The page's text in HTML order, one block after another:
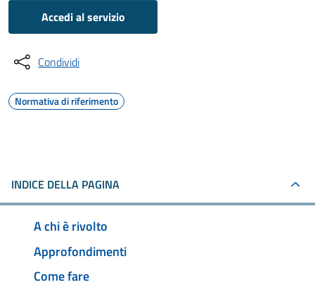
Accedi al servizio
Condividi
Normativa di riferimento
INDICE DELLA PAGINA
A chi è rivolto
Approfondimenti
Come fare